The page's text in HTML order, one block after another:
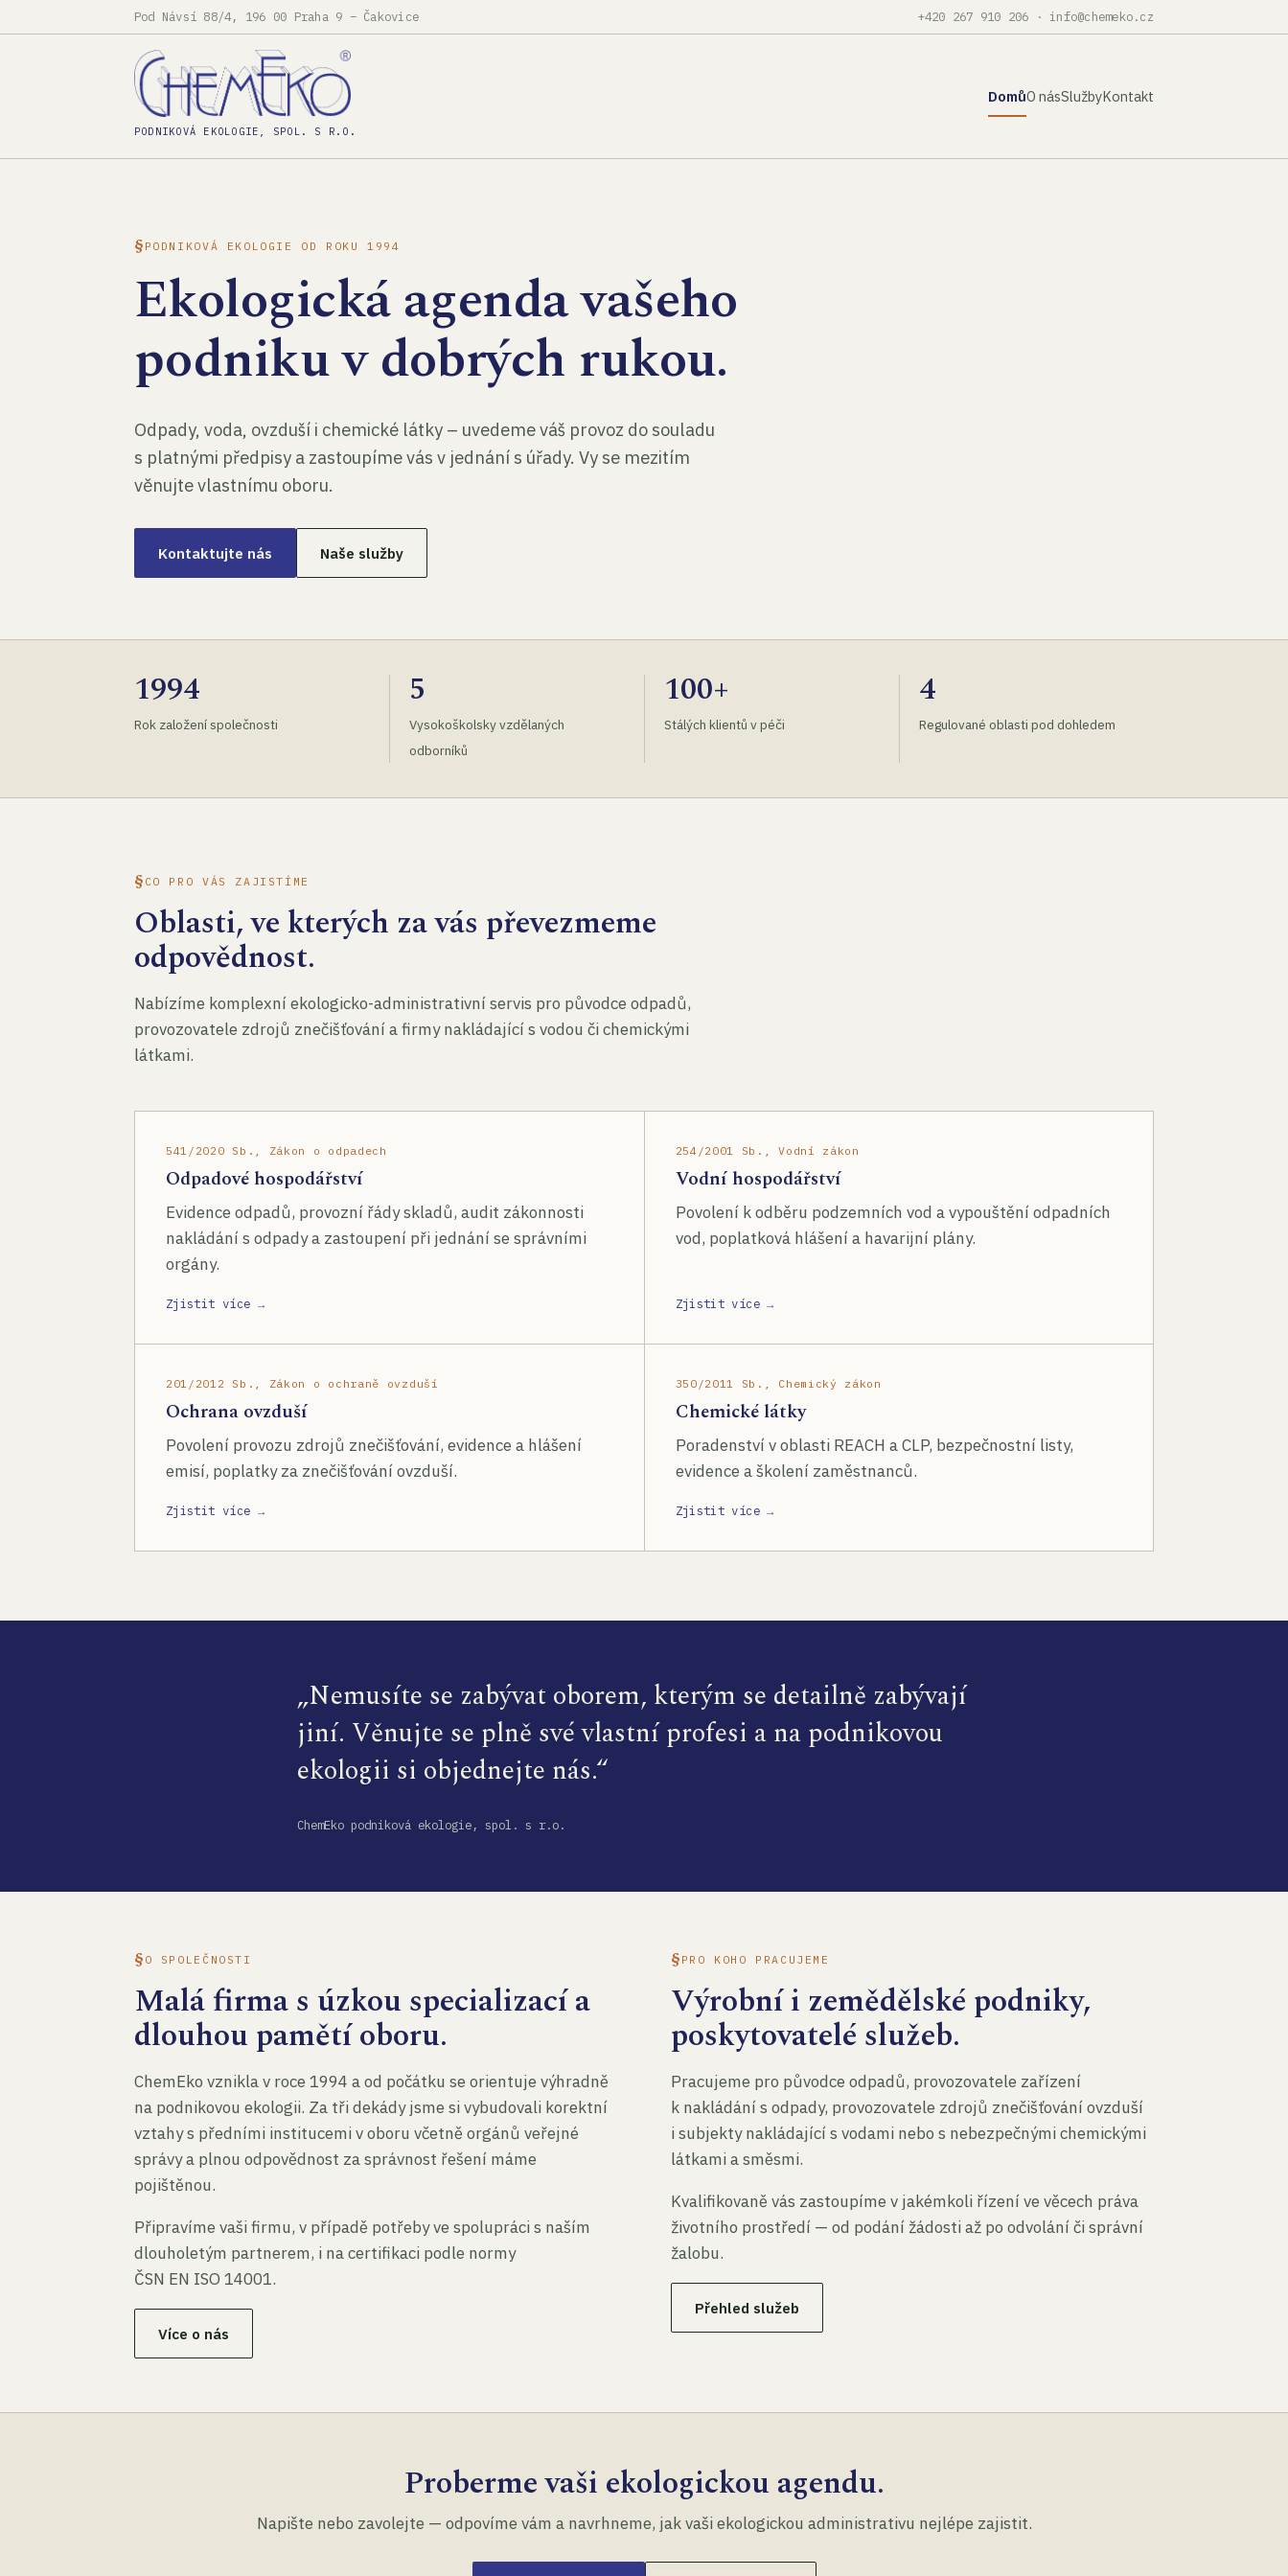
Pod Návsí 88/4, 196 00 Praha 9 – Čakovice +420 267 910 206 · info@chemeko.cz
PODNIKOVÁ EKOLOGIE, SPOL. S R.O.
DomůO násSlužbyKontakt
PODNIKOVÁ EKOLOGIE OD ROKU 1994
Ekologická agenda vašeho
podniku v dobrých rukou.
Odpady, voda, ovzduší i chemické látky – uvedeme váš provoz do souladu
s platnými předpisy a zastoupíme vás v jednání s úřady. Vy se mezitím
věnujte vlastnímu oboru.
Kontaktujte nás Naše služby
1994
Rok založení společnosti
5
Vysokoškolsky vzdělaných
odborníků
100+
Stálých klientů v péči
4
Regulované oblasti pod dohledem
CO PRO VÁS ZAJISTÍME
Oblasti, ve kterých za vás převezmeme
odpovědnost.
Nabízíme komplexní ekologicko-administrativní servis pro původce odpadů,
provozovatele zdrojů znečišťování a firmy nakládající s vodou či chemickými
látkami.
541/2020 Sb., Zákon o odpadech
Odpadové hospodářství
Evidence odpadů, provozní řády skladů, audit zákonnosti
nakládání s odpady a zastoupení při jednání se správními
orgány.
Zjistit více →
254/2001 Sb., Vodní zákon
Vodní hospodářství
Povolení k odběru podzemních vod a vypouštění odpadních
vod, poplatková hlášení a havarijní plány.
Zjistit více →
201/2012 Sb., Zákon o ochraně ovzduší
Ochrana ovzduší
Povolení provozu zdrojů znečišťování, evidence a hlášení
emisí, poplatky za znečišťování ovzduší.
Zjistit více →
350/2011 Sb., Chemický zákon
Chemické látky
Poradenství v oblasti REACH a CLP, bezpečnostní listy,
evidence a školení zaměstnanců.
Zjistit více →
„Nemusíte se zabývat oborem, kterým se detailně zabývají
jiní. Věnujte se plně své vlastní profesi a na podnikovou
ekologii si objednejte nás.“
ChemEko podniková ekologie, spol. s r.o.
O SPOLEČNOSTI
Malá firma s úzkou specializací a
dlouhou pamětí oboru.
ChemEko vznikla v roce 1994 a od počátku se orientuje výhradně
na podnikovou ekologii. Za tři dekády jsme si vybudovali korektní
vztahy s předními institucemi v oboru včetně orgánů veřejné
správy a plnou odpovědnost za správnost řešení máme
pojištěnou.
Připravíme vaši firmu, v případě potřeby ve spolupráci s naším
dlouholetým partnerem, i na certifikaci podle normy
ČSN EN ISO 14001.
Více o nás
PRO KOHO PRACUJEME
Výrobní i zemědělské podniky,
poskytovatelé služeb.
Pracujeme pro původce odpadů, provozovatele zařízení
k nakládání s odpady, provozovatele zdrojů znečišťování ovzduší
i subjekty nakládající s vodami nebo s nebezpečnými chemickými
látkami a směsmi.
Kvalifikovaně vás zastoupíme v jakémkoli řízení ve věcech práva
životního prostředí — od podání žádosti až po odvolání či správní
žalobu.
Přehled služeb
Proberme vaši ekologickou agendu.
Napište nebo zavolejte — odpovíme vám a navrhneme, jak vaši ekologickou administrativu nejlépe zajistit.